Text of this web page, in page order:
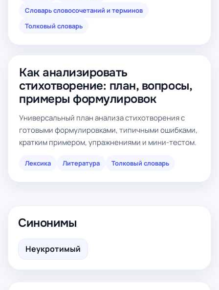
Словарь словосочетаний и терминов
Толковый словарь
Как анализировать
стихотворение: план, вопросы,
примеры формулировок
Универсальный план анализа стихотворения с
готовыми формулировками, типичными ошибками,
кратким примером, упражнениями и мини-тестом.
Лексика Литература Толковый словарь
Синонимы
Неукротимый